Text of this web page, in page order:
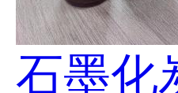
石墨化